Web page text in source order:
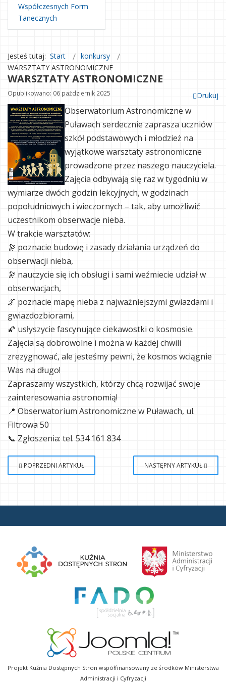
Współczesnych Form
Tanecznych
Jesteś tutaj: Start
konkursy
WARSZTATY ASTRONOMICZNE
WARSZTATY ASTRONOMICZNE
Drukuj
Opublikowano: 06 październik 2025
Obserwatorium Astronomiczne w
Puławach serdecznie zaprasza uczniów
szkół podstawowych i młodzież na
wyjątkowe warsztaty astronomiczne
prowadzone przez naszego nauczyciela.
Zajęcia odbywają się raz w tygodniu w
wymiarze dwóch godzin lekcyjnych, w godzinach
popołudniowych i wieczornych – tak, aby umożliwić
uczestnikom obserwacje nieba.
W trakcie warsztatów:
🔭 poznacie budowę i zasady działania urządzeń do
obserwacji nieba,
🔭 nauczycie się ich obsługi i sami weźmiecie udział w
obserwacjach,
🌌 poznacie mapę nieba z najważniejszymi gwiazdami i
gwiazdozbiorami,
🌠 usłyszycie fascynujące ciekawostki o kosmosie.
Zajęcia są dobrowolne i można w każdej chwili
zrezygnować, ale jesteśmy pewni, że kosmos wciągnie
Was na długo!
Zapraszamy wszystkich, którzy chcą rozwijać swoje
zainteresowania astronomią!
📍 Obserwatorium Astronomiczne w Puławach, ul.
Filtrowa 50
📞 Zgłoszenia: tel. 534 161 834
POPRZEDNI ARTYKUŁ NASTĘPNY ARTYKUŁ
Projekt Kuźnia Dostępnych Stron współfinansowany ze środków Ministerstwa
Administracji i Cyfryzacji